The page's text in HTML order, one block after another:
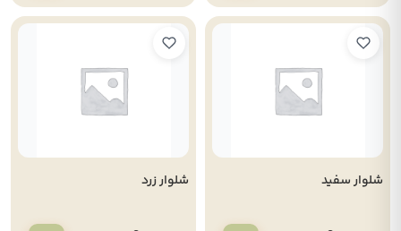
شلوار سفید شلوار زرد